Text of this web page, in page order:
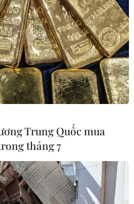
Trung Quốc mua
tháng 7